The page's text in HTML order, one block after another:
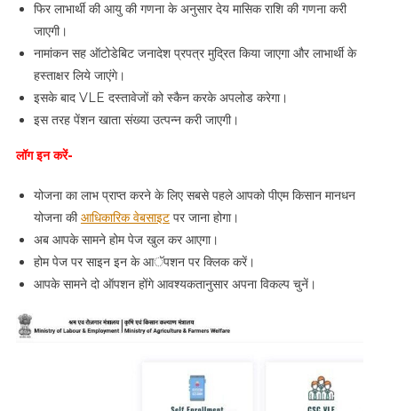
फिर लाभार्थी की आयु की गणना के अनुसार देय मासिक राशि की गणना करी
जाएगी।
नामांकन सह ऑटोडेबिट जनादेश प्रपत्र मुद्रित किया जाएगा और लाभार्थी के
हस्ताक्षर लिये जाएंगे।
इसके बाद VLE दस्तावेजों को स्कैन करके अपलोड करेगा।
इस तरह पेंशन खाता संख्या उत्पन्न करी जाएगी।
लॉग इन करें-
योजना का लाभ प्राप्त करने के लिए सबसे पहले आपको पीएम किसान मानधन
योजना कीआधिकारिक वेबसाइटपर जाना होगा।
अब आपके सामने होम पेज खुल कर आएगा।
होम पेज पर साइन इन के आॅपशन पर क्लिक करें।
आपके सामने दो ऑपशन होंगे आवश्यकतानुसार अपना विकल्प चुनें।